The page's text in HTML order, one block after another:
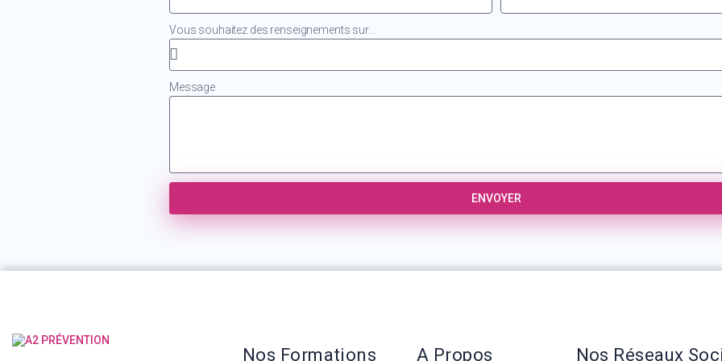
Vous souhaitez des renseignements sur...
Message
ENVOYER
Nos Formations A Propos Nos Réseaux